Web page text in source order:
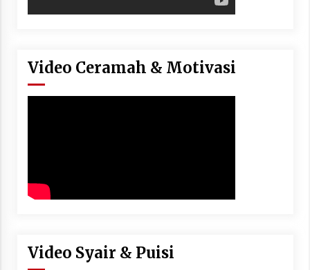
Video Ceramah & Motivasi
Video Syair & Puisi